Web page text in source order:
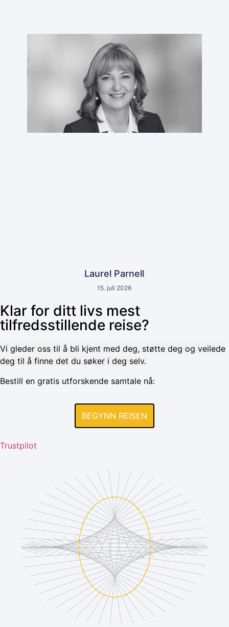
Laurel Parnell
15. juli 2026
Klar for ditt livs mest
tilfredsstillende reise?
Vi gleder oss til å bli kjent med deg, støtte deg og veilede
deg til å finne det du søker i deg selv.
Bestill en gratis utforskende samtale nå:
BEGYNN REISEN
Trustpilot